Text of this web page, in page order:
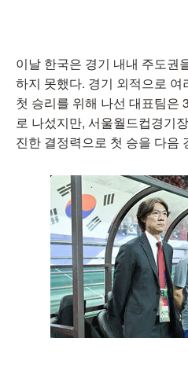
이날 한국은 경기 내내 주도권
하지 못했다. 경기 외적으로
첫 승리를 위해 나선 대표팀은
로 나섰지만, 서울월드컵경기
진한 결정력으로 첫 승을 다음